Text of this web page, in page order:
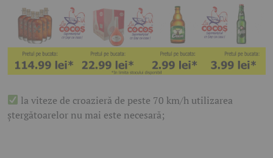
la viteze de croazieră de peste 70 km/h utilizarea
ștergătoarelor nu mai este necesară;